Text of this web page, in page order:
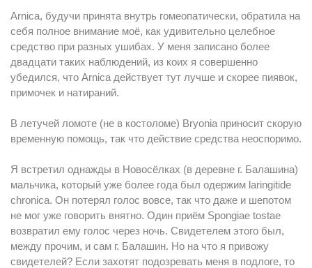
Arnica, будучи принята внутрь гомеопатически, обратила на
себя полное внимание моё, как удивительно целебное
средство при разных ушибах. У меня записано более
двадцати таких наблюдений, из коих я совершенно
убедился, что Arnica действует тут лучше и скорее пиявок,
примочек и натираний.
В летучей ломоте (не в костоломе) Bryonia приносит скорую
временную помощь, так что действие средства неоспоримо.
Я встретил однажды в Новосёлках (в деревне г. Балашина)
мальчика, который уже более года был одержим laringitide
chronica. Он потерял голос вовсе, так что даже и шепотом
не мог уже говорить внятно. Один приём Spongiae tostae
возвратил ему голос через ночь. Свидетелем этого был,
между прочим, и сам г. Балашин. Но на что я привожу
свидетелей? Если захотят подозревать меня в подлоге, то